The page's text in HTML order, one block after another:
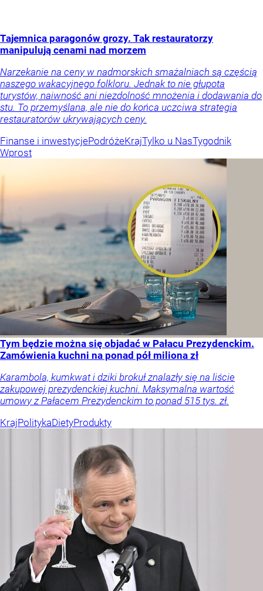
Tajemnica paragonów grozy. Tak restauratorzy
manipulują cenami nad morzem
Narzekanie na ceny w nadmorskich smażalniach są częścią
naszego wakacyjnego folkloru. Jednak to nie głupota
turystów, naiwność ani niezdolność mnożenia i dodawania do
stu. To przemyślana, ale nie do końca uczciwa strategia
restauratorów ukrywających ceny.
Finanse i inwestycjePodróżeKrajTylko u NasTygodnik
Wprost
Tym będzie można się objadać w Pałacu Prezydenckim.
Zamówienia kuchni na ponad pół miliona zł
Karambola, kumkwat i dziki brokuł znalazły się na liście
zakupowej prezydenckiej kuchni. Maksymalna wartość
umowy z Pałacem Prezydenckim to ponad 515 tys. zł.
KrajPolitykaDietyProdukty